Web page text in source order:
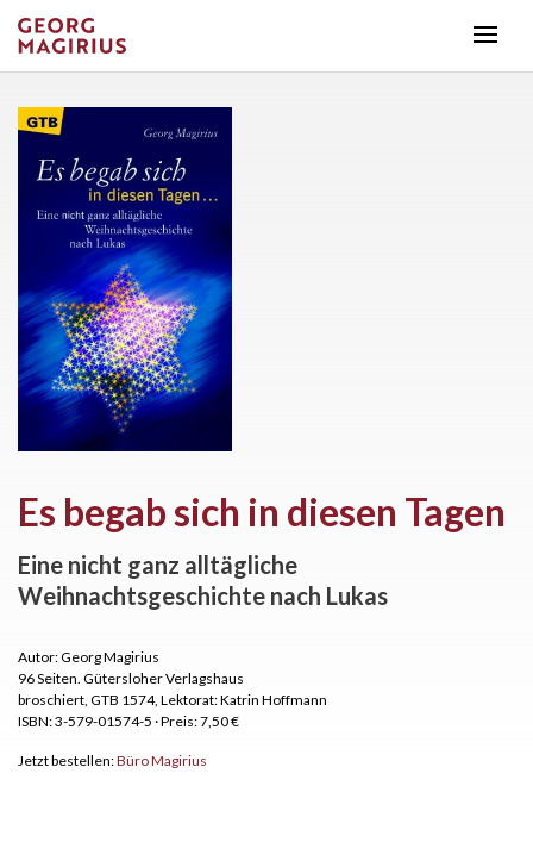
Es begab sich in diesen Tagen
Eine nicht ganz alltägliche
Weihnachtsgeschichte nach Lukas
Autor: Georg Magirius
96 Seiten. Gütersloher Verlagshaus
broschiert, GTB 1574, Lektorat: Katrin Hoffmann
ISBN: 3-579-01574-5 ·Preis: 7,50 €
Jetzt bestellen:Büro Magirius